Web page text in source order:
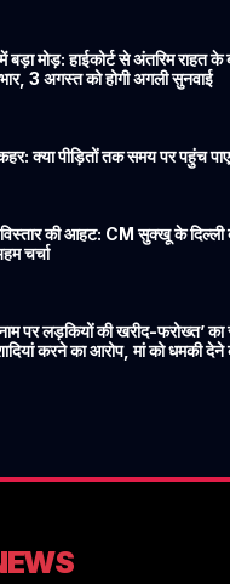
बड़ा मोड़: हाईकोर्ट से अंतरिम राहत
3 अगस्त को होगी अगली सुनवाई
क्या पीड़ितों तक समय पर पहुंच
की आहट: CM सुक्खू के दिल्ली
चर्चा
नाम पर लड़कियों की खरीद-फरोख्त’
करने का आरोप, मां को धमकी